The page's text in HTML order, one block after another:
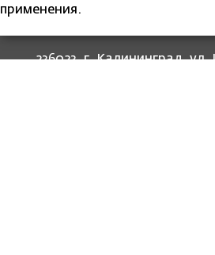
236023, г. Калининград, ул.
применения.